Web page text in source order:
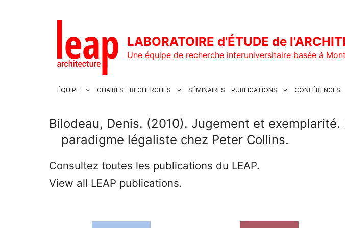
LABORATOIRE d'ÉTUDE de
Une équipe de recherche interuniversitaire basée à
ÉQUIPE CHAIRES RECHERCHES SÉMINAIRES PUBLICATIONS CONFÉRENCES
Bilodeau, Denis. (2010). Jugement et
paradigme légaliste chez Peter Collins.
Consultez toutes les publications du LEAP.
View all LEAP publications.